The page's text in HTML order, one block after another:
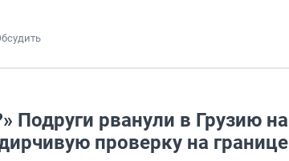
Подруги рванули в Грузию на
проверку на границе